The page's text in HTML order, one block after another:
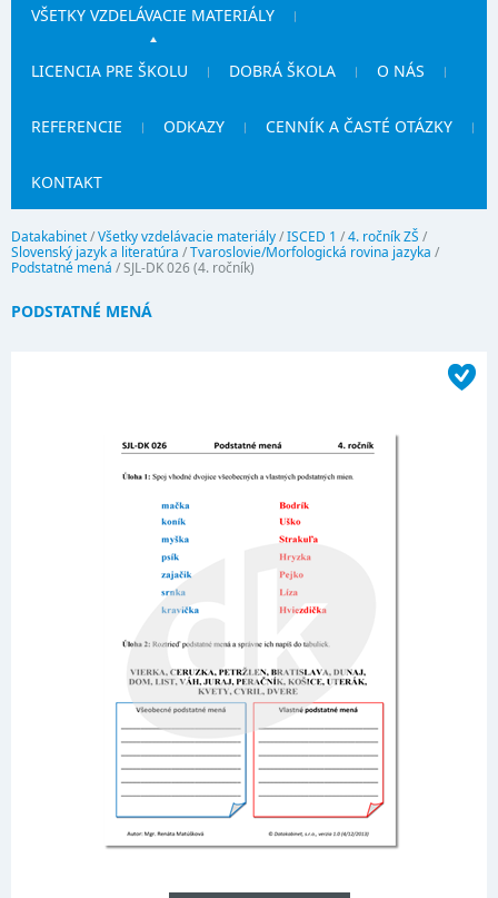
VŠETKY VZDELÁVACIE MATERIÁLY
LICENCIA PRE ŠKOLU DOBRÁ ŠKOLA O NÁS
REFERENCIE ODKAZY CENNÍK A ČASTÉ OTÁZKY
KONTAKT
Datakabinet/Všetky vzdelávacie materiály/ISCED 1 /4. ročník ZŠ /
Slovenský jazyk a literatúra /Tvaroslovie/Morfologická rovina jazyka /
Podstatné mená /SJL-DK 026 (4. ročník)
PODSTATNÉ MENÁ